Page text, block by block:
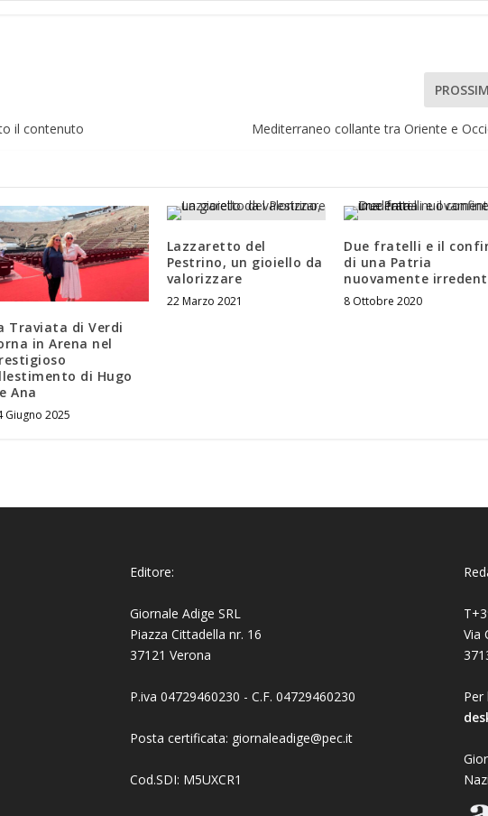
il contenuto Mediterraneo collante tra Oriente e
Traviata di Verdi
in Arena nel
di Hugo
Ana
Giugno 2025
Lazzaretto del
Pestrino, un gioiello da
valorizzare
22 Marzo 2021
Due fratelli e il
di una Patria
nuovamente
8 Ottobre 2020
Editore:
Giornale Adige SRL
Piazza Cittadella nr. 16
37121 Verona
P.iva 04729460230 - C.F. 04729460230
Posta certificata: giornaleadige@pec.it
Cod.SDI: M5UXCR1
Via
Per